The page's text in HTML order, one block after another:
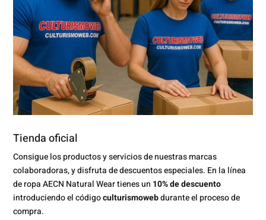
Tienda oficial
Consigue los productos y servicios de nuestras marcas
colaboradoras, y disfruta de descuentos especiales. En la línea
de ropa AECN Natural Wear tienes un 10% de descuento
introduciendo el códigoculturismowebdurante el proceso de
compra.